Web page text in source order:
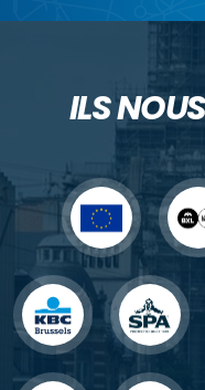
ILS